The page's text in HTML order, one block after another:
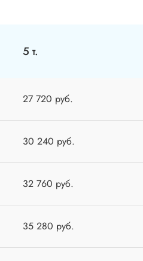
5 т.
27 720 руб.
30 240 руб.
32 760 руб.
35 280 руб.